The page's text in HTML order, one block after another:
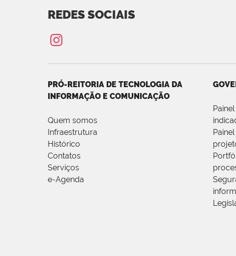
REDES SOCIAIS
PRÓ-REITORIA DE TECNOLOGIA DA
INFORMAÇÃO E COMUNICAÇÃO
Quem somos
Infraestrutura
Histórico
Contatos
Serviços
e-Agenda